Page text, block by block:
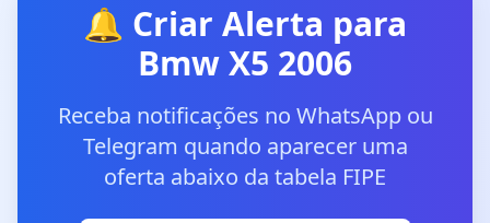
🔔 Criar Alerta para
Bmw X5 2006
Receba notificações no WhatsApp ou
Telegram quando aparecer uma
oferta abaixo da tabela FIPE